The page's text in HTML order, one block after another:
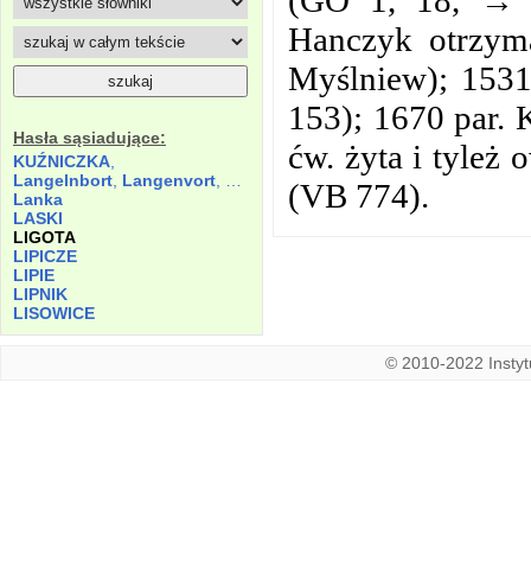
Hasła sąsiadujące:
KUŹNICZKA
Langelnbort Langenvort
Langinfurt
Lanka
LASKI
LIGOTA
LIPICZE
LIPIE
LIPNIK
LISOWICE
Hanczyk
Myślniew);
153); 1670 par.
ćw. żyta i tyleż
(VB 774).
© 2010-2022